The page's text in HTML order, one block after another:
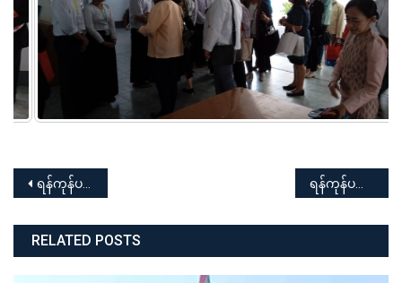
Post
navigation
ရန်ကုန်ပညာရေးတက္ကသိုလ် ၂၀၂၃-၂၀၂၄ပညာသင်နှစ် အမျိုးသား/အမျိုးသမီး စစ်တုရင်ပြိုင်ပွဲ ဖွင့်ပွဲအခမ်းအနား ရန်ကုန်ပညာရေးတက္ကသိုလ် (ကြက်ခြေနီအသင်းခွဲ) ရှေးဦးသူနာပြုစုခြင်း(အခြေခံ) သင်တန်းဆင်းပွဲ အခမ်းအနား
RELATED POSTS